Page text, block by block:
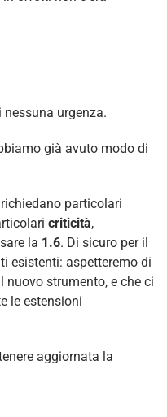
nessuna urgenza.
già avuto modo di
particolari
criticità,
la 1.6. Di sicuro per il
esistenti: aspetteremo di
nuovo strumento, e che ci
le estensioni
aggiornata la